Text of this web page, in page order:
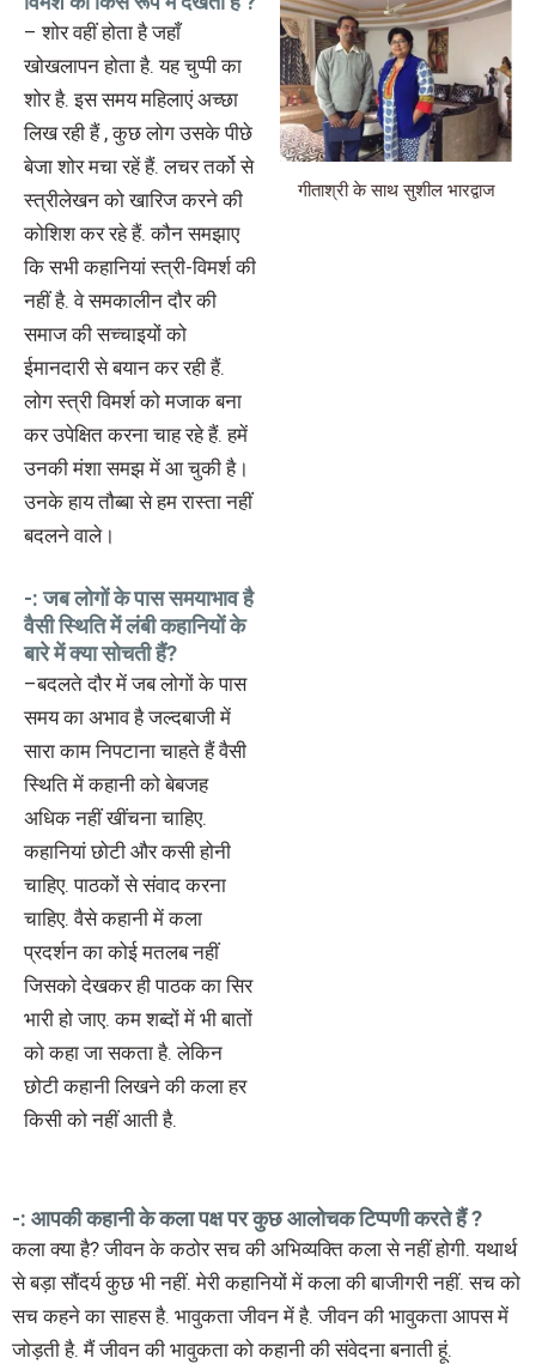
– शोर वहीं होता है जहाँ
खोखलापन होता है. यह चुप्पी का
शोर है. इस समय महिलाएं अच्छा
लिख रही हैं , कुछ लोग उसके पीछे
बेजा शोर मचा रहें हैं. लचर तर्को से
स्त्रीलेखन को खारिज करने की
कोशिश कर रहे हैं. कौन समझाए
कि सभी कहानियां स्त्री-विमर्श की
नहीं है. वे समकालीन दौर की
समाज की सच्चाइयों को
ईमानदारी से बयान कर रही हैं.
लोग स्त्री विमर्श को मजाक बना
कर उपेक्षित करना चाह रहे हैं. हमें
उनकी मंशा समझ में आ चुकी है।
उनके हाय तौब्बा से हम रास्ता नहीं
बदलने वाले।
-: जब लोगों के पास समयाभाव है
वैसी स्थिति में लंबी कहानियों के
बारे में क्या सोचती हैं?
–बदलते दौर में जब लोगों के पास
समय का अभाव है जल्दबाजी में
सारा काम निपटाना चाहते हैं वैसी
स्थिति में कहानी को बेबजह
अधिक नहीं खींचना चाहिए.
कहानियां छोटी और कसी होनी
चाहिए. पाठकों से संवाद करना
चाहिए. वैसे कहानी में कला
प्रदर्शन का कोई मतलब नहीं
जिसको देखकर ही पाठक का सिर
भारी हो जाए. कम शब्दों में भी बातों
को कहा जा सकता है. लेकिन
छोटी कहानी लिखने की कला हर
किसी को नहीं आती है.
गीताश्री के साथ सुशील भारद्वाज
-: आपकी कहानी के कला पक्ष पर कुछ आलोचक टिप्पणी करते हैं ?
कला क्या है? जीवन के कठोर सच की अभिव्यक्ति कला से नहीं होगी. यथार्थ
से बड़ा सौंदर्य कुछ भी नहीं. मेरी कहानियों में कला की बाजीगरी नहीं. सच को
सच कहने का साहस है. भावुकता जीवन में है. जीवन की भावुकता आपस में
जोड़ती है. मैं जीवन की भावुकता को कहानी की संवेदना बनाती हूं.